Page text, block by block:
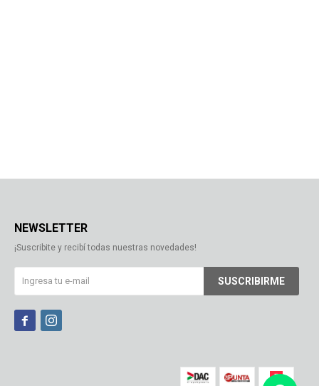
NEWSLETTER
¡Suscribite y recibí todas nuestras novedades!
SUSCRIBIRME
 